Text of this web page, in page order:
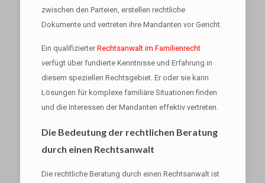
zwischen den Parteien, erstellen rechtliche
Dokumente und vertreten ihre Mandanten vor Gericht.
Ein qualifizierterRechtsanwalt im Familienrecht
verfügt über fundierte Kenntnisse und Erfahrung in
diesem speziellen Rechtsgebiet. Er oder sie kann
Lösungen für komplexe familiäre Situationen finden
und die Interessen der Mandanten effektiv vertreten.
Die Bedeutung der rechtlichen Beratung
durch einen Rechtsanwalt
Die rechtliche Beratung durch einen Rechtsanwalt ist